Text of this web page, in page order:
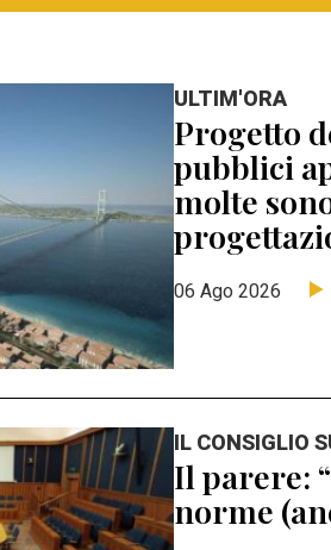
ULTIM'ORA
Progetto
pubblici
molte
06 Ago 2026
IL CONSIGLIO
Il parere:
norme